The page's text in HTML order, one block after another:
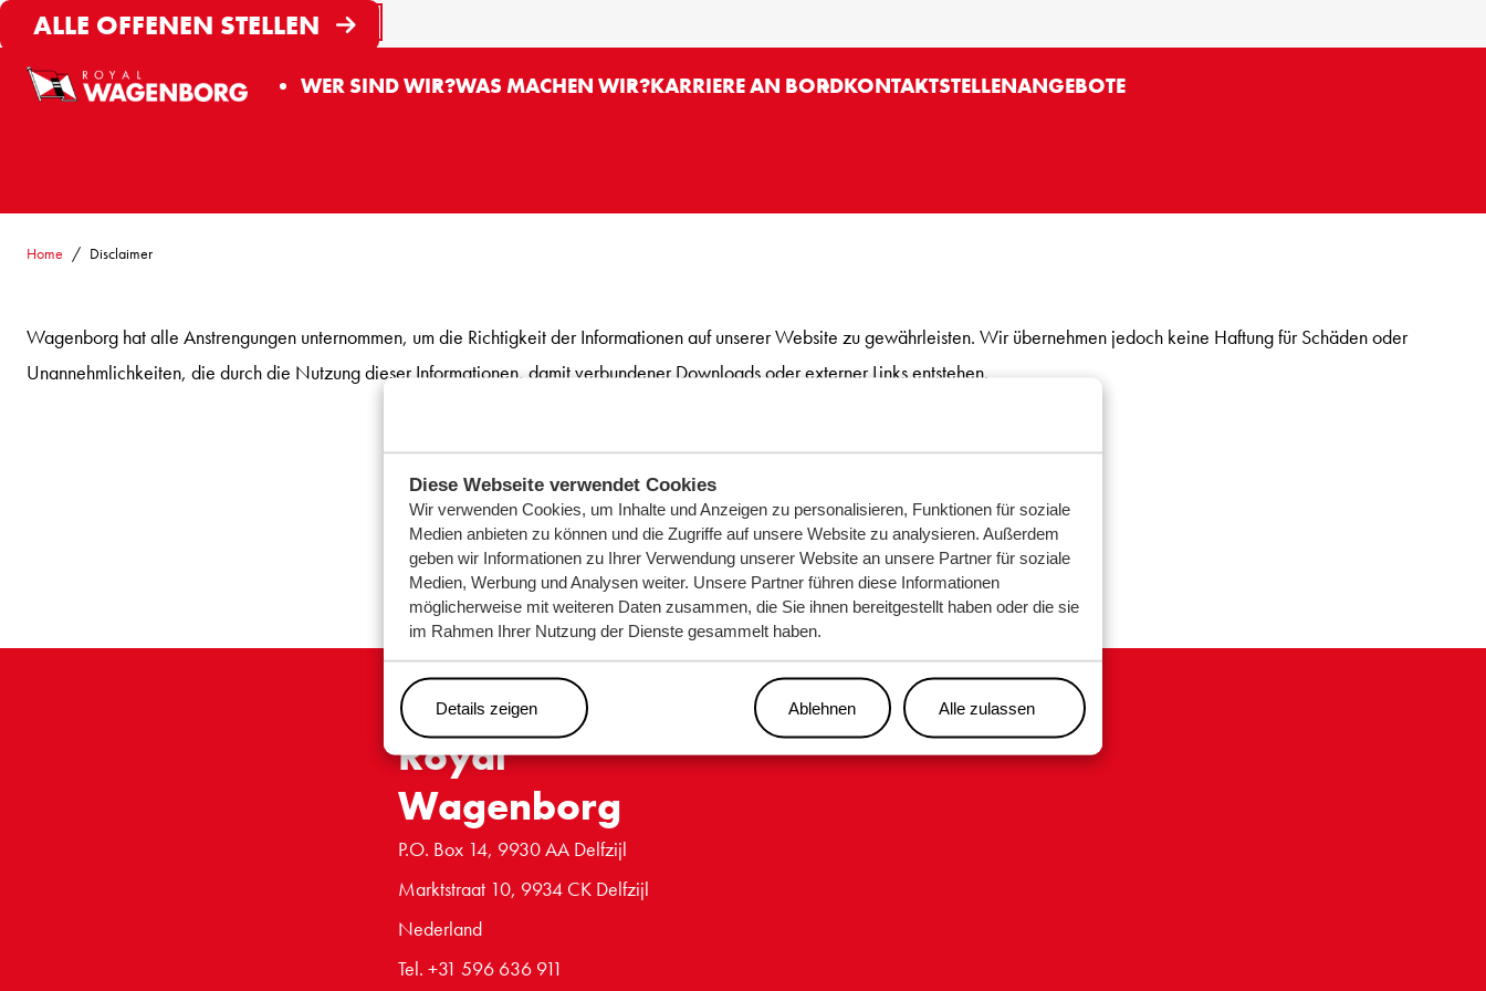
Diese Webseite verwendet Cookies
Wir verwenden Cookies, um Inhalte und Anzeigen zu personalisieren, Funktionen für soziale
Medien anbieten zu können und die Zugriffe auf unsere Website zu analysieren. Außerdem
geben wir Informationen zu Ihrer Verwendung unserer Website an unsere Partner für soziale
Medien, Werbung und Analysen weiter. Unsere Partner führen diese Informationen
möglicherweise mit weiteren Daten zusammen, die Sie ihnen bereitgestellt haben oder die sie
im Rahmen Ihrer Nutzung der Dienste gesammelt haben.
Details zeigen Ablehnen Alle zulassen
Deutsch Search
START SEARCH
WER SIND WIR?WAS MACHEN WIR?KARRIERE AN BORDKONTAKTSTELLENANGEBOTE
Home Disclaimer
Wagenborg hat alle Anstrengungen unternommen, um die Richtigkeit der Informationen auf unserer Website zu gewährleisten. Wir übernehmen jedoch keine Haftung für Schäden oder
Unannehmlichkeiten, die durch die Nutzung dieser Informationen, damit verbundener Downloads oder externer Links entstehen.
Royal
Wagenborg
P.O. Box 14, 9930 AA Delfzijl
Marktstraat 10, 9934 CK Delfzijl
Nederland
Tel. +31 596 636 911
ALLE OFFENEN STELLEN